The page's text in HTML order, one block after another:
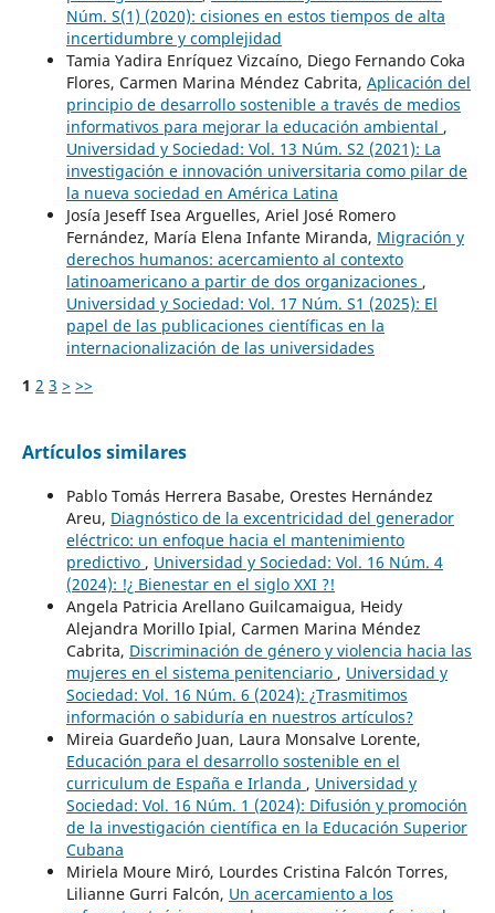
Núm. S(1) (2020): cisiones en estos tiempos de alta
incertidumbre y complejidad
Tamia Yadira Enríquez Vizcaíno, Diego Fernando Coka
Flores, Carmen Marina Méndez Cabrita, Aplicación del
principio de desarrollo sostenible a través de medios
informativos para mejorar la educación ambiental ,
Universidad y Sociedad: Vol. 13 Núm. S2 (2021): La
investigación e innovación universitaria como pilar de
la nueva sociedad en América Latina
Josía Jeseff Isea Arguelles, Ariel José Romero
Fernández, María Elena Infante Miranda, Migración y
derechos humanos: acercamiento al contexto
latinoamericano a partir de dos organizaciones ,
Universidad y Sociedad: Vol. 17 Núm. S1 (2025): El
papel de las publicaciones científicas en la
internacionalización de las universidades
1 2 3 > >>
Artículos similares
Pablo Tomás Herrera Basabe, Orestes Hernández
Areu, Diagnóstico de la excentricidad del generador
eléctrico: un enfoque hacia el mantenimiento
predictivo , Universidad y Sociedad: Vol. 16 Núm. 4
(2024): !¿ Bienestar en el siglo XXI ?!
Angela Patricia Arellano Guilcamaigua, Heidy
Alejandra Morillo Ipial, Carmen Marina Méndez
Cabrita, Discriminación de género y violencia hacia las
mujeres en el sistema penitenciario , Universidad y
Sociedad: Vol. 16 Núm. 6 (2024): ¿Trasmitimos
información o sabiduría en nuestros artículos?
Mireia Guardeño Juan, Laura Monsalve Lorente,
Educación para el desarrollo sostenible en el
curriculum de España e Irlanda , Universidad y
Sociedad: Vol. 16 Núm. 1 (2024): Difusión y promoción
de la investigación científica en la Educación Superior
Cubana
Miriela Moure Miró, Lourdes Cristina Falcón Torres,
Lilianne Gurri Falcón, Un acercamiento a los